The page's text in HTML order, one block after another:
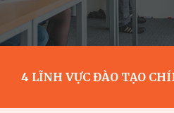
4 LĨNH VỰC ĐÀO TẠO